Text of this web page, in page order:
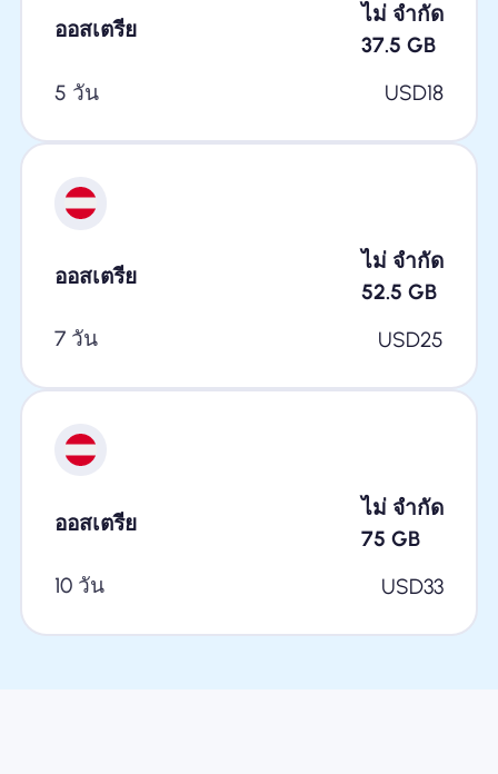
ออสเตรีย
ไม่ จำกัด
37.5 GB
5 วัน
USD18
ออสเตรีย
ไม่ จำกัด
52.5 GB
7 วัน
USD25
ออสเตรีย
ไม่ จำกัด
75 GB
10 วัน
USD33